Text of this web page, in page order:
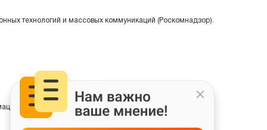
технологий и массовых коммуникаций (Роскомнадзор).
на основе сбора, систематизации и анализа сведений,